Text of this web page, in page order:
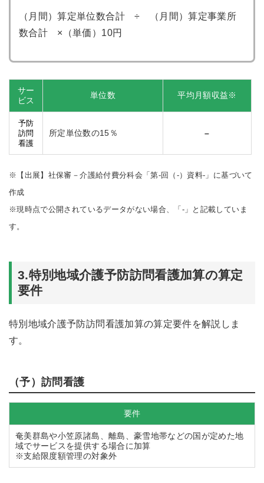
（月間）算定単位数合計 ÷ （月間）算定事業所
数合計 ×（単価）10円
サー
ビス
単位数 平均月額収益※
予防
訪問
看護
所定単位数の15％ –
※【出展】社保審－介護給付費分科会「第-回（-）資料-」に基づいて
作成
※現時点で公開されているデータがない場合、「-」と記載していま
す。
3.特別地域介護予防訪問看護加算の算定
要件
特別地域介護予防訪問看護加算の算定要件を解説しま
す。
（予）訪問看護
要件
奄美群島や小笠原諸島、離島、豪雪地帯などの国が定めた地
域でサービスを提供する場合に加算
※支給限度額管理の対象外